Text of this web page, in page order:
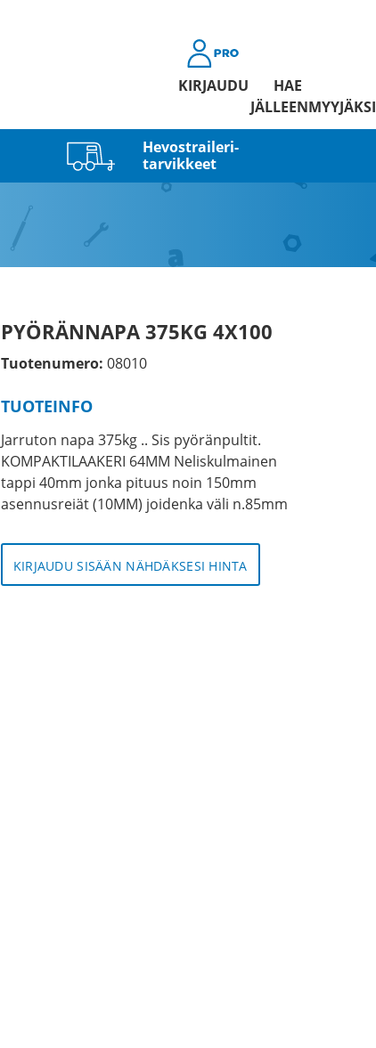
KIRJAUDU
HAE
JÄLLEENMYYJÄKSI
Hevostraileri­
tarvikkeet
PYÖRÄNNAPA 375KG 4X100
Tuotenumero: 08010
TUOTEINFO
Jarruton napa 375kg .. Sis pyöränpultit.
KOMPAKTILAAKERI 64MM Neliskulmainen
tappi 40mm jonka pituus noin 150mm
asennusreiät (10MM) joidenka väli n.85mm
KIRJAUDU SISÄÄN NÄHDÄKSESI HINTA